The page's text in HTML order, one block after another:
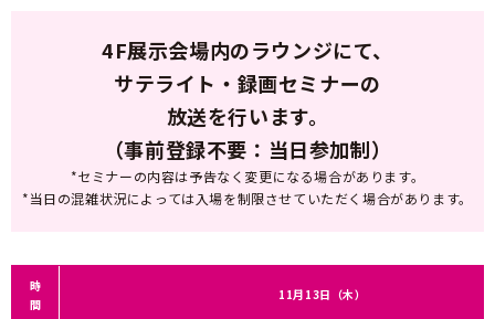
4F展示会場内のラウンジにて、
サテライト・録画セミナーの
放送を行います。
（事前登録不要：当日参加制）
*セミナーの内容は予告なく変更になる場合があります。
*当日の混雑状況によっては入場を制限させていただく場合があります。
時
間
11月13日（木）